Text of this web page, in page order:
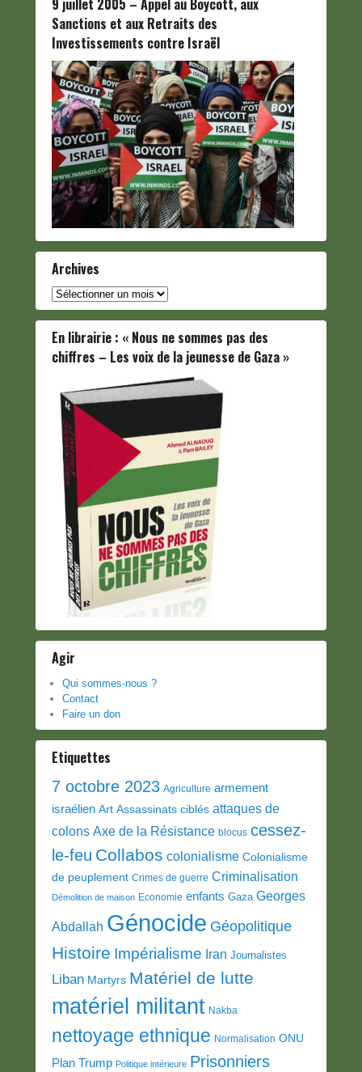
9 juillet 2005 – Appel au Boycott, aux
Sanctions et aux Retraits des
Investissements contre Israël
Archives
Archives
En librairie : « Nous ne sommes pas des
chiffres – Les voix de la jeunesse de Gaza »
Agir
Qui sommes-nous ?
Contact
Faire un don
Etiquettes
7 octobre 2023 Agriculture armement
israélien Art Assassinats ciblés attaques de
colons Axe de la Résistance blocus cessez-
le-feu Collabos colonialisme Colonialisme
de peuplement Crimes de guerre Criminalisation
Démolition de maison Economie enfants Gaza Georges
Abdallah Génocide Géopolitique
Histoire Impérialisme Iran Journalistes
Liban Martyrs Matériel de lutte
matériel militant Nakba
nettoyage ethnique Normalisation ONU
Plan Trump Politique intérieure Prisonniers